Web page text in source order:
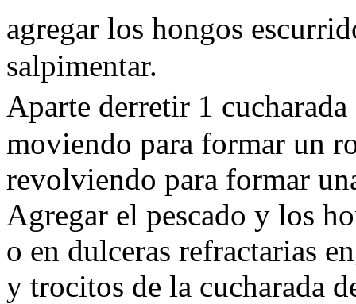
agregar los hongos
salpimentar.
Aparte derretir 1
moviendo para formar un
revolviendo para formar
Agregar el pescado y los
o en dulceras refractarias
y trocitos de la cucharada